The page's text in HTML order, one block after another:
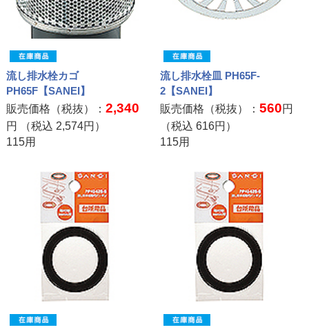
流し排水栓カゴ
PH65F【SANEI】
販売価格（税抜）： 2,340
円 （税込 2,574円）
115用
流し排水栓皿 PH65F-
2【SANEI】
販売価格（税抜）：560円
（税込616円）
115用